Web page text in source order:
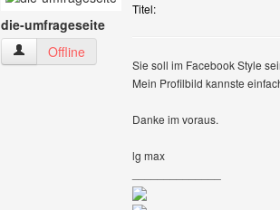
die-umfrageseite
die-umfrageseite Benutzer-Profile anzeigen
Offline
Titel:
Sie soll im Facebook Style
Mein Profilbild kannste
Danke im voraus.
lg max